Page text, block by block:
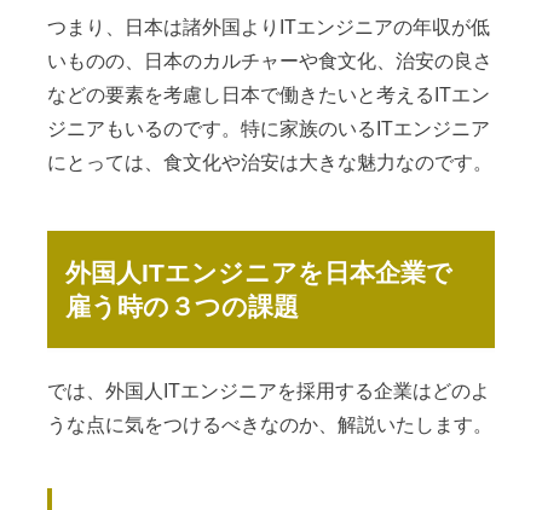
つまり、日本は諸外国よりITエンジニアの年収が低
いものの、日本のカルチャーや食文化、治安の良さ
などの要素を考慮し日本で働きたいと考えるITエン
ジニアもいるのです。特に家族のいるITエンジニア
にとっては、食文化や治安は大きな魅力なのです。
外国人ITエンジニアを日本企業で
雇う時の３つの課題
では、外国人ITエンジニアを採用する企業はどのよ
うな点に気をつけるべきなのか、解説いたします。